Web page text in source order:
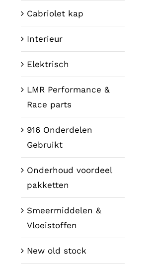
Cabriolet kap
Interieur
Elektrisch
LMR Performance &
Race parts
916 Onderdelen
Gebruikt
Onderhoud voordeel
pakketten
Smeermiddelen &
Vloeistoffen
New old stock